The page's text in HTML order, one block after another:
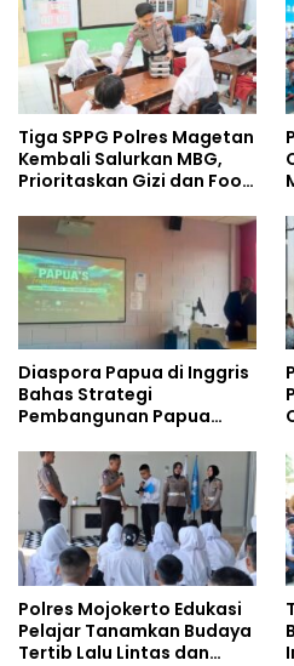
Tiga SPPG Polres Magetan
Kembali Salurkan MBG,
Prioritaskan Gizi dan Food
Diaspora Papua di Inggris
Bahas Strategi
Pembangunan Papua
Doktoral Internasional
Polres Mojokerto Edukasi
Pelajar Tanamkan Budaya
Tertib Lalu Lintas dan